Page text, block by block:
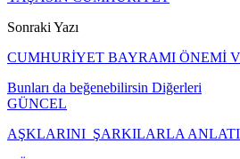
Sonraki Yazı
CUMHURİYET BAYRAMI ÖNEMİ
Bunları da beğenebilirsin Diğerleri
GÜNCEL
AŞKLARINI ŞARKILARLA